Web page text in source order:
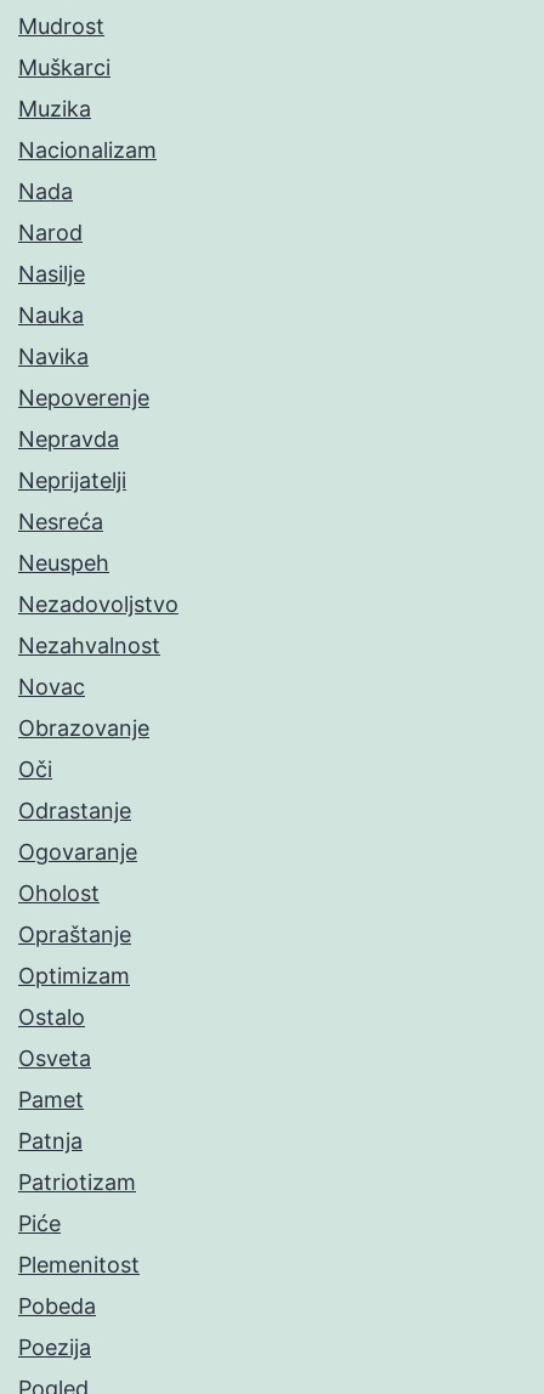
Mudrost
Muškarci
Muzika
Nacionalizam
Nada
Narod
Nasilje
Nauka
Navika
Nepoverenje
Nepravda
Neprijatelji
Nesreća
Neuspeh
Nezadovoljstvo
Nezahvalnost
Novac
Obrazovanje
Oči
Odrastanje
Ogovaranje
Oholost
Opraštanje
Optimizam
Ostalo
Osveta
Pamet
Patnja
Patriotizam
Piće
Plemenitost
Pobeda
Poezija